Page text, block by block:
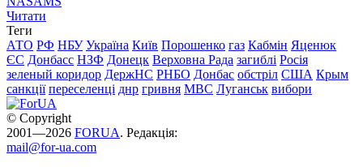
Читати
Теги
АТО РФ НБУ Україна Київ Порошенко газ Кабмін Яценюк
ЄС Донбасс НЗФ Донецк Верховна Рада загиблі Росія
зеленый коридор ДержНС РНБО Донбас обстріл США Крым
санкції переселенці днр гривня МВС Луганськ вибори
© Copyright
2001—2026 FORUA. Редакція:
mail@for-ua.com